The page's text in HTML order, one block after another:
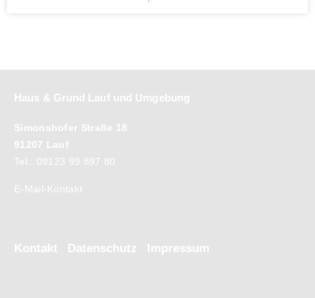
Haus & Grund Lauf und Umgebung
Simonshofer Straße 18
91207 Lauf
Tel.: 09123 99 897 80
E-Mail-Kontakt
Kontakt Datenschutz Impressum